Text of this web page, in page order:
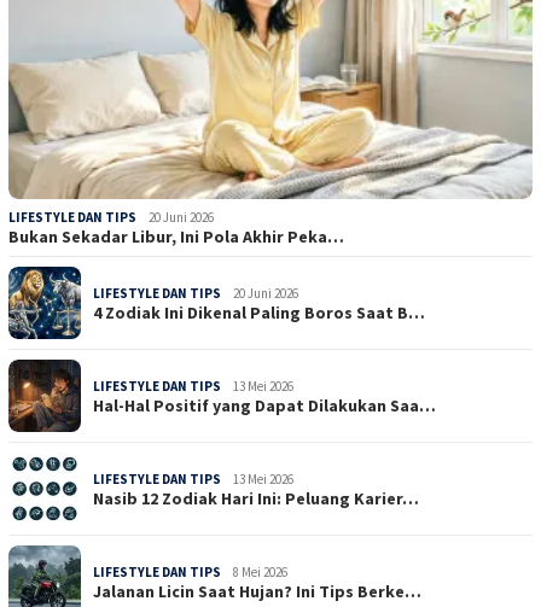
LIFESTYLE DAN TIPS 20 Juni 2026
Bukan Sekadar Libur, Ini Pola Akhir Peka…
LIFESTYLE DAN TIPS 20 Juni 2026
4 Zodiak Ini Dikenal Paling Boros Saat B…
LIFESTYLE DAN TIPS 13 Mei 2026
Hal-Hal Positif yang Dapat Dilakukan Saa…
LIFESTYLE DAN TIPS 13 Mei 2026
Nasib 12 Zodiak Hari Ini: Peluang Karier…
LIFESTYLE DAN TIPS 8 Mei 2026
Jalanan Licin Saat Hujan? Ini Tips Berke…